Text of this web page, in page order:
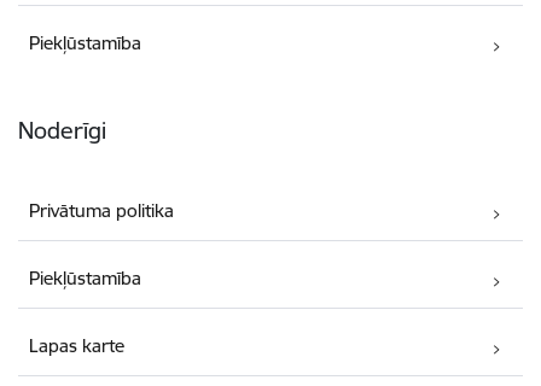
Piekļūstamība
Noderīgi
Privātuma politika
Piekļūstamība
Lapas karte